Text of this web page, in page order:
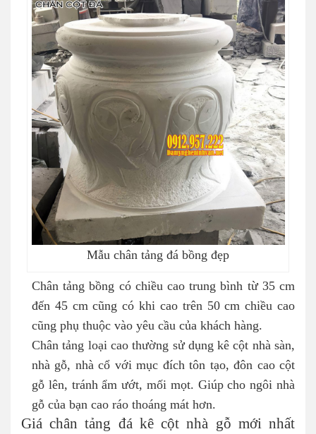
Mẫu chân tảng đá bồng đẹp
Chân tảng bồng có chiều cao trung bình từ 35 cm
đến 45 cm cũng có khi cao trên 50 cm chiều cao
cũng phụ thuộc vào yêu cầu của khách hàng.
Chân tảng loại cao thường sử dụng kê cột nhà sàn,
nhà gỗ, nhà cổ với mục đích tôn tạo, đôn cao cột
gỗ lên, tránh ẩm ướt, mối mọt. Giúp cho ngôi nhà
gỗ của bạn cao ráo thoáng mát hơn.
Giá chân tảng đá kê cột nhà gỗ mới nhất